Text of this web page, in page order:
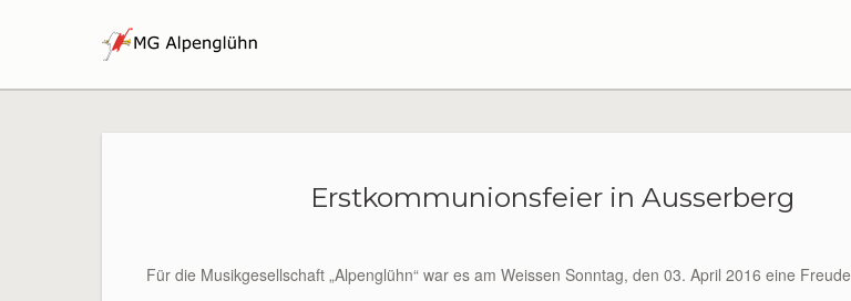
Erstkommunionsfeier in Ausserberg
Für die Musikgesellschaft „Alpenglühn“ war es am Weissen Sonntag, den 03. April 2016 eine Freude